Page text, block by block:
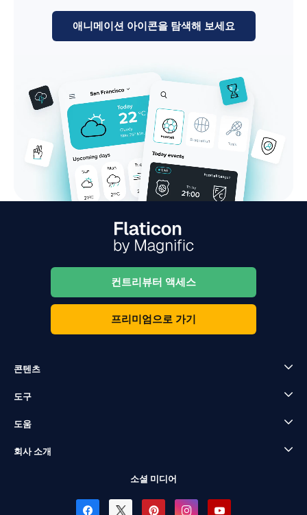
애니메이션 아이콘을 탐색해 보세요
컨트리뷰터 액세스
프리미엄으로 가기
콘텐츠
도구
도움
회사 소개
소셜 미디어